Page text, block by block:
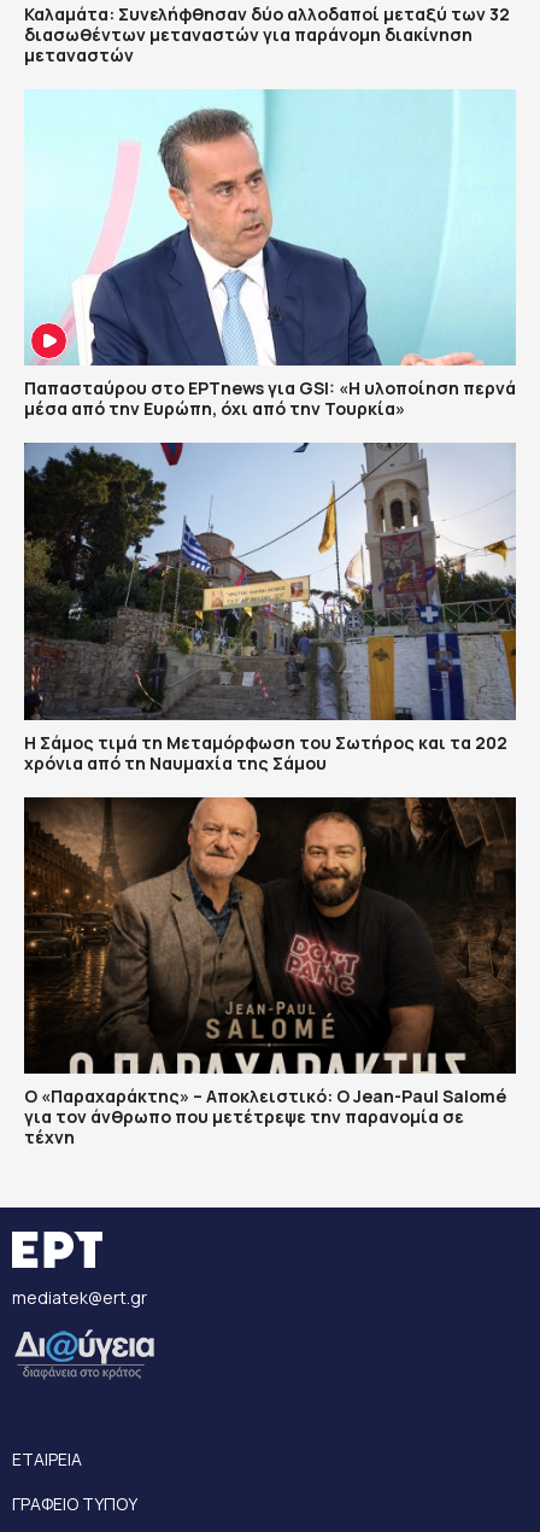
Καλαμάτα: Συνελήφθησαν δύο αλλοδαποί μεταξύ των 32
διασωθέντων μεταναστών για παράνομη διακίνηση
μεταναστών
Παπασταύρου στο ΕΡΤnews για GSI: «Η υλοποίηση περνά
μέσα από την Ευρώπη, όχι από την Τουρκία»
Η Σάμος τιμά τη Μεταμόρφωση του Σωτήρος και τα 202
χρόνια από τη Ναυμαχία της Σάμου
Ο «Παραχαράκτης» – Αποκλειστικό: Ο Jean-Paul Salomé
για τον άνθρωπο που μετέτρεψε την παρανομία σε
τέχνη
mediatek@ert.gr
ΕΤΑΙΡΕΙΑ
ΓΡΑΦΕΙΟ ΤΥΠΟΥ